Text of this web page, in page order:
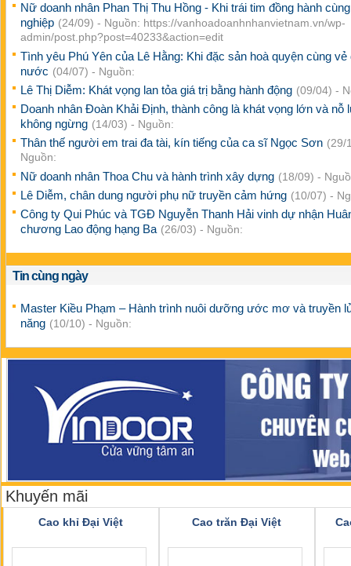
Nữ doanh nhân Phan Thị Thu Hồng - Khi trái tim đồng hành
nghiệp (24/09) - Nguồn: https://vanhoadoanhnhanvietnam.vn/wp-
admin/post.php?post=40233&action=edit
Tình yêu Phú Yên của Lê Hằng: Khi đặc sản hoà quyện cùng vẻ
nước (04/07) - Nguồn:
Lê Thị Diễm: Khát vọng lan tỏa giá trị bằng hành động (09/04) -
Doanh nhân Đoàn Khải Định, thành công là khát vọng lớn và nỗ
không ngừng (14/03) - Nguồn:
Thân thế người em trai đa tài, kín tiếng của ca sĩ Ngọc Sơn (29/
Nguồn:
Nữ doanh nhân Thoa Chu và hành trình xây dựng (18/09) -
Lê Diễm, chân dung người phụ nữ truyền cảm hứng (10/07) -
Công ty Qui Phúc và TGĐ Nguyễn Thanh Hải vinh dự nhận
chương Lao động hạng Ba (26/03) - Nguồn:
Tin cùng ngày
Master Kiều Phạm – Hành trình nuôi dưỡng ước mơ và truyền
năng (10/10) - Nguồn:
Khuyến mãi
Cao khỉ Đại Việt Cao trăn Đại Việt